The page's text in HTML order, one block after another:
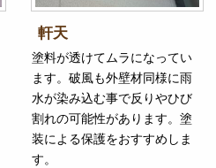
軒天
塗料が透けてムラになってい
ます。破風も外壁材同様に雨
水が染み込む事で反りやひび
割れの可能性があります。塗
装による保護をおすすめしま
す。